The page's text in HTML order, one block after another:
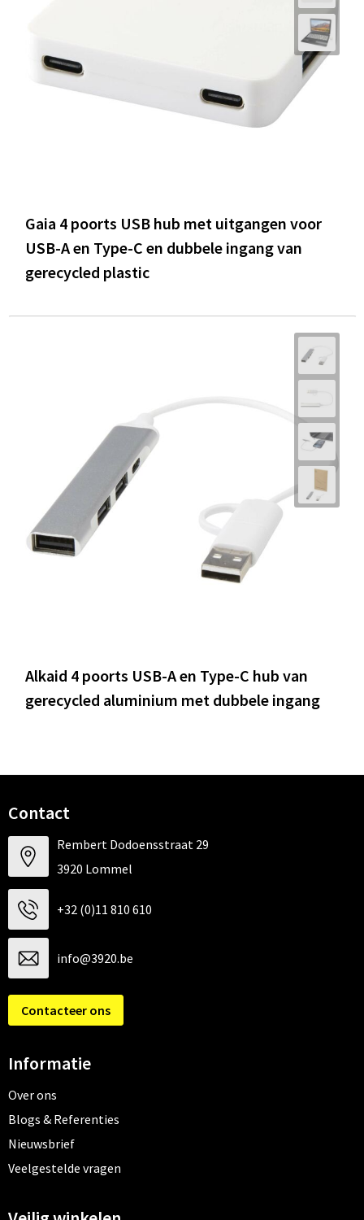
Gaia 4 poorts USB hub met uitgangen voor
USB-A en Type-C en dubbele ingang van
gerecycled plastic
Alkaid 4 poorts USB-A en Type-C hub van
gerecycled aluminium met dubbele ingang
Contact
Rembert Dodoensstraat 29
3920 Lommel
+32 (0)11 810 610
info@3920.be
Contacteer ons
Informatie
Over ons
Blogs & Referenties
Nieuwsbrief
Veelgestelde vragen